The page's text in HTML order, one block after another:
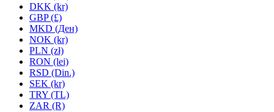
DKK (kr)
GBP (£)
MKD (Ден)
NOK (kr)
PLN (zł)
RON (lei)
RSD (Din.)
SEK (kr)
TRY (TL)
ZAR (R)